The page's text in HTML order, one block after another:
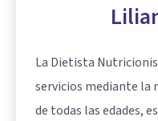
La Dietista
servicios mediante la
de todas las edades,